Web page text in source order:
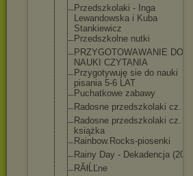
Przedszkolaki - Inga
Lewandowska i Kuba
Stankiewicz
Przedszkolne nutki
PRZYGOTOWAWANI E DO
NAUKI CZYTANIA
Przygotywuję sie do nauki
pisania 5-6 LAT
Puchatkowe zabawy
Radosne przedszkolaki cz. 2
Radosne przedszkolaki cz. 2 -
książka
Rainbow.Rocks-piosenki
Rainy Day - Dekadencja (2021)
RĂłĹĽne